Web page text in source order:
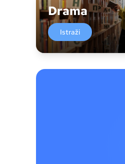
Drama
Istraži